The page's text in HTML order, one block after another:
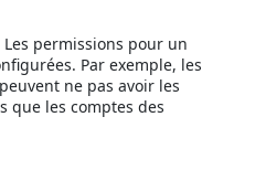
permissions pour un
Par exemple, les
ne pas avoir les
que les comptes des